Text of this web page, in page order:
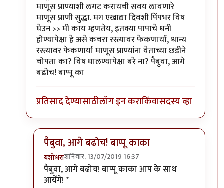
माणूस प्राण्याशी लगट करायची सवय लावणारे
माणूस प्राणी सुद्धा. मग एखाद्या दिवशी पिंपभर विष
घेउन >> मी काय म्हणतेय, इतक्या पापाचे धनी
होण्यापेक्षा हे असे कचरा रस्त्यावर फेकणार्या, धान्य
रस्त्यावर फेकणार्या माणूस प्राण्यांना वेताच्या छडीने
चोपता का? विष घालण्यापेक्षा बरे ना? पैबुवा, आगे
बढोच! बाप्पू का
प्रतिसाद देण्यासाठीलॉग इन कराकिंवासदस्य व्हा
पैबुवा, आगे बढोच! बाप्पू काका
यशोधराशनिवार, 13/07/2019 16:37
In reply toआणि ह्या सगळ्यांत रस्त्यांवरby
पैबुवा, आगे बढोच! बाप्पू काका आप के साथ
आयेंगे! *